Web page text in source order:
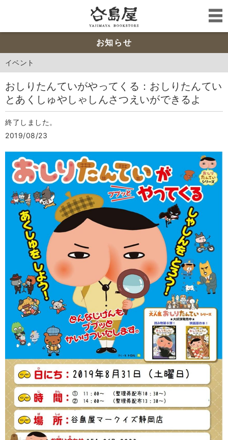
お知らせ
イベント
おしりたんていがやってくる：おしりたんてい
とあくしゅやしゃしんさつえいができるよ
終了しました。
2019/08/23